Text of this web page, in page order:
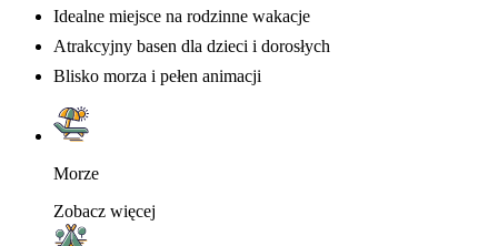
Idealne miejsce na rodzinne wakacje
Atrakcyjny basen dla dzieci i dorosłych
Blisko morza i pełen animacji
Morze
Zobacz więcej